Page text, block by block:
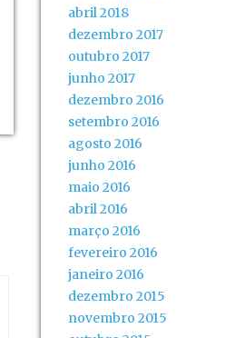
abril 2018
dezembro 2017
outubro 2017
junho 2017
dezembro 2016
setembro 2016
agosto 2016
junho 2016
maio 2016
abril 2016
março 2016
fevereiro 2016
janeiro 2016
dezembro 2015
novembro 2015